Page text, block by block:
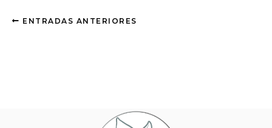
ENTRADAS ANTERIORES